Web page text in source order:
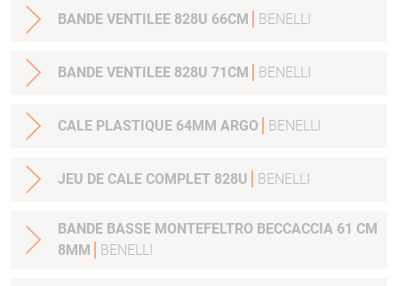
BANDE VENTILEE 828U 66CM BENELLI
BANDE VENTILEE 828U 71CM BENELLI
CALE PLASTIQUE 64MM ARGO BENELLI
JEU DE CALE COMPLET 828U BENELLI
BANDE BASSE MONTEFELTRO BECCACCIA 61 CM
8MM
BENELLI